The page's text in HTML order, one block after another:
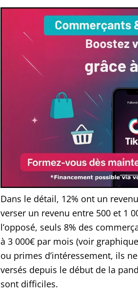
Dans le détail, 12% ont un
verser un revenu entre 500 et 1
l’opposé, seuls 8% des
à 3 000€ par mois (voir
ou primes d’intéressement, ils
versés depuis le début de la
sont difficiles.